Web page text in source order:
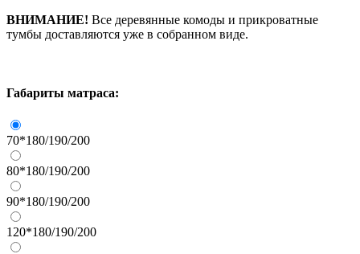
ВНИМАНИЕ! Все деревянные комоды и прикроватные
тумбы доставляются уже в собранном виде.
Габариты матраса:
70*180/190/200
80*180/190/200
90*180/190/200
120*180/190/200